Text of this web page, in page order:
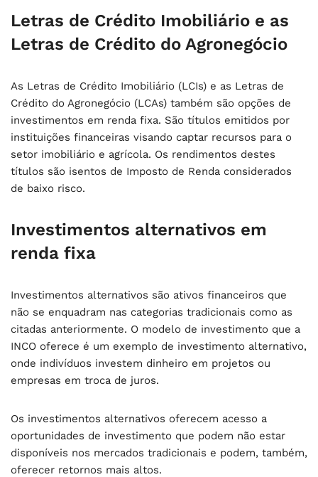
Letras de Crédito Imobiliário e as
Letras de Crédito do Agronegócio
As Letras de Crédito Imobiliário (LCIs) e as Letras de
Crédito do Agronegócio (LCAs) também são opções de
investimentos em renda fixa. São títulos emitidos por
instituições financeiras visando captar recursos para o
setor imobiliário e agrícola. Os rendimentos destes
títulos são isentos de Imposto de Renda considerados
de baixo risco.
Investimentos alternativos em
renda fixa
Investimentos alternativos são ativos financeiros que
não se enquadram nas categorias tradicionais como as
citadas anteriormente. O modelo de investimento que a
INCO oferece é um exemplo de investimento alternativo,
onde indivíduos investem dinheiro em projetos ou
empresas em troca de juros.
Os investimentos alternativos oferecem acesso a
oportunidades de investimento que podem não estar
disponíveis nos mercados tradicionais e podem, também,
oferecer retornos mais altos.